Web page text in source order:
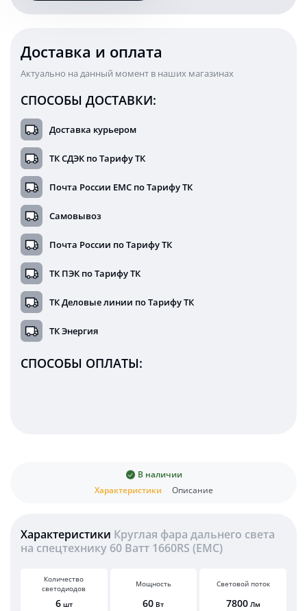
Ватт
Доставка и оплата
Актуально на данный момент в наших магазинах
СПОСОБЫ ДОСТАВКИ:
Доставка курьером
ТК СДЭК по Тарифу ТК
Почта России ЕМС по Тарифу ТК
Самовывоз
Почта России по Тарифу ТК
ТК ПЭК по Тарифу ТК
ТК Деловые линии по Тарифу ТК
ТК Энергия
СПОСОБЫ ОПЛАТЫ:
Характеристики Описание
В наличии
Характеристики Круглая фара дальнего света
на спецтехнику 60 Ватт 1660RS (EMC)
Количество
светодиодов
6 шт
Мощность
60 Вт
Световой поток
7800 Лм